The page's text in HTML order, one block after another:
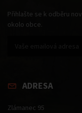
Přihlašte se k odběru
okolo obce.
ADRESA
Zlámanec 95